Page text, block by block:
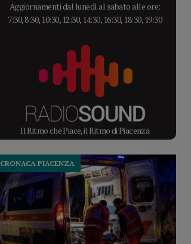
Aggiornamenti dal lunedì al sabato alle ore:
7:30, 8:30, 10:30, 12:30, 14:30, 16:30, 18:30, 19:30
Il Ritmo che Piace, il Ritmo di Piacenza
CRONACA PIACENZA